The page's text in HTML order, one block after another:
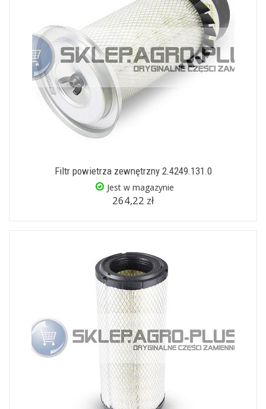
Filtr powietrza zewnętrzny 2.4249.131.0
Jest w magazynie
264,22 zł